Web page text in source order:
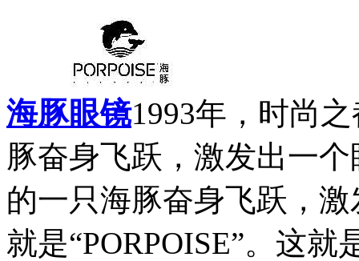
海豚眼镜1993年，时尚
豚奋身飞跃，激发出一
的一只海豚奋身飞跃，
就是“PORPOISE”。这就